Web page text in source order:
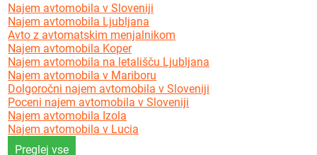
Najem avtomobila v Sloveniji
Najem avtomobila Ljubljana
Avto z avtomatskim menjalnikom
Najem avtomobila Koper
Najem avtomobila na letališču Ljubljana
Najem avtomobila v Mariboru
Dolgoročni najem avtomobila v Sloveniji
Poceni najem avtomobila v Sloveniji
Najem avtomobila Izola
Najem avtomobila v Lucia
Preglej vse